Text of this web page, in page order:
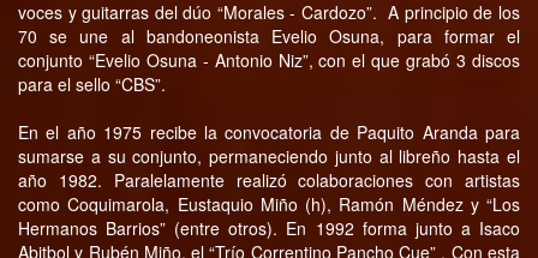
voces y guitarras del dúo “Morales - Cardozo”. A principio de los
70 se une al bandoneonista Evelio Osuna, para formar el
conjunto “Evelio Osuna - Antonio Niz”, con el que grabó 3 discos
para el sello “CBS”.
En el año 1975 recibe la convocatoria de Paquito Aranda para
sumarse a su conjunto, permaneciendo junto al libreño hasta el
año 1982. Paralelamente realizó colaboraciones con artistas
como Coquimarola, Eustaquio Miño (h), Ramón Méndez y “Los
Hermanos Barrios” (entre otros). En 1992 forma junto a Isaco
Abitbol y Rubén Miño, el “Trío Correntino Pancho Cue” . Con esta